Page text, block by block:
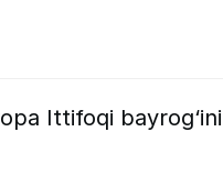
Ittifoqi